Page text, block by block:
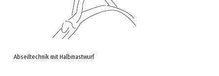
Abseiltechnik mit Halbmastwurf